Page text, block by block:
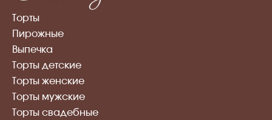
Торты
Пирожные
Выпечка
Торты детские
Торты женские
Торты мужские
Торты свадебные